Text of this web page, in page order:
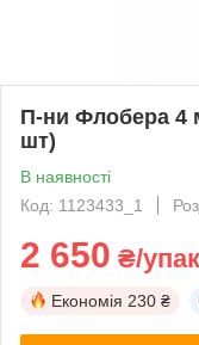
П-ни Флобера 4
шт)
В наявності
Код: 1123433_1
2 650 ₴/
Економія 230 ₴